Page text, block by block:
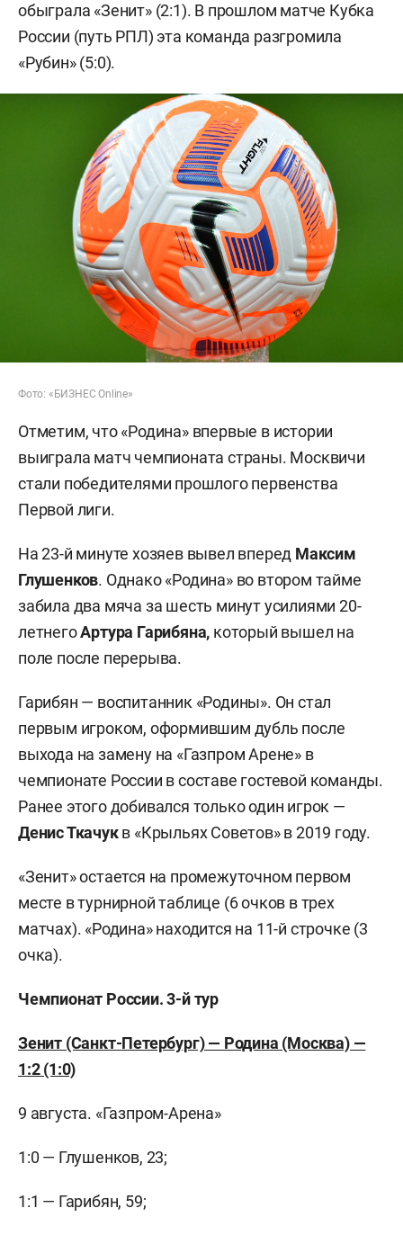
обыграла «Зенит» (2:1). В прошлом матче Кубка
России (путь РПЛ) эта команда разгромила
«Рубин» (5:0).
Фото: «БИЗНЕС Online»
Отметим, что «Родина» впервые в истории
выиграла матч чемпионата страны. Москвичи
стали победителями прошлого первенства
Первой лиги.
На 23-й минуте хозяев вывел вперед Максим
Глушенков. Однако «Родина» во втором тайме
забила два мяча за шесть минут усилиями 20-
летнегоАртура Гарибяна, который вышел на
поле после перерыва.
Гарибян — воспитанник «Родины». Он стал
первым игроком, оформившим дубль после
выхода на замену на «Газпром Арене» в
чемпионате России в составе гостевой команды.
Ранее этого добивался только один игрок —
Денис Ткачукв «Крыльях Советов» в 2019 году.
«Зенит» остается на промежуточном первом
месте в турнирной таблице (6 очков в трех
матчах). «Родина» находится на 11-й строчке (3
очка).
Чемпионат России. 3-й тур
Зенит (Санкт-Петербург) — Родина (Москва) —
1:2 (1:0)
9 августа. «Газпром-Арена»
1:0 — Глушенков, 23;
1:1 — Гарибян, 59;